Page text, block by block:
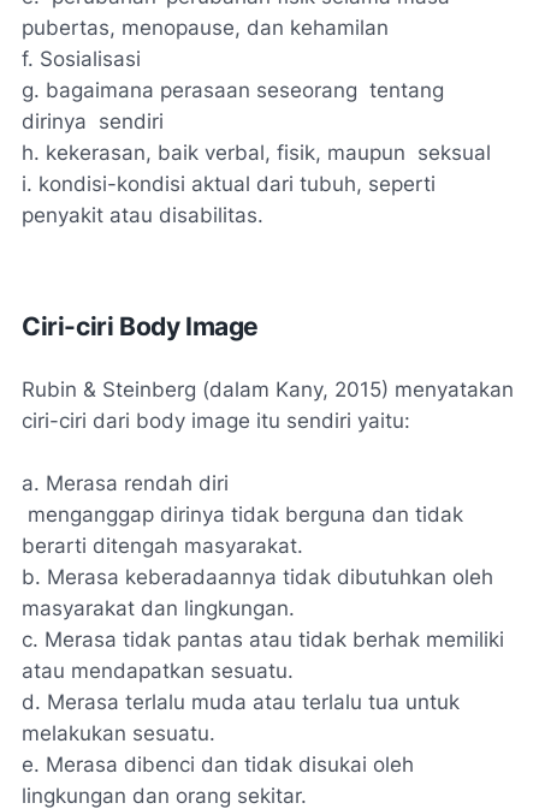
pubertas, menopause, dan kehamilan
f. Sosialisasi
g. bagaimana perasaan seseorang tentang
dirinya sendiri
h. kekerasan, baik verbal, fisik, maupun seksual
i. kondisi-kondisi aktual dari tubuh, seperti
penyakit atau disabilitas.
Ciri-ciri Body Image
Rubin & Steinberg (dalam Kany, 2015) menyatakan
ciri-ciri dari body image itu sendiri yaitu:
a. Merasa rendah diri
menganggap dirinya tidak berguna dan tidak
berarti ditengah masyarakat.
b. Merasa keberadaannya tidak dibutuhkan oleh
masyarakat dan lingkungan.
c. Merasa tidak pantas atau tidak berhak memiliki
atau mendapatkan sesuatu.
d. Merasa terlalu muda atau terlalu tua untuk
melakukan sesuatu.
e. Merasa dibenci dan tidak disukai oleh
lingkungan dan orang sekitar.